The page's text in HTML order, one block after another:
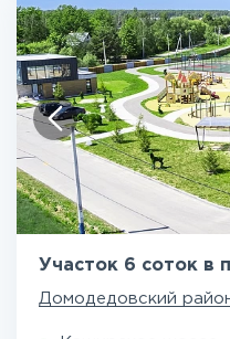
Участок 6 соток в
Домодедовский